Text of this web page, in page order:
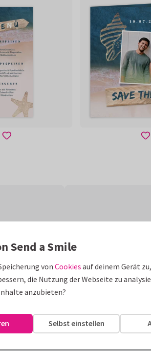
Send a Smile
von Cookies auf deinem Gerät
die Nutzung der Webseite zu
anzubieten?
Selbst einstellen